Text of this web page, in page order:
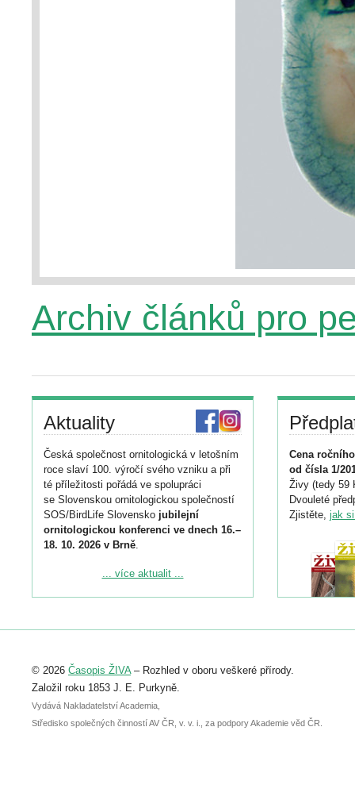
Archiv článků pro
Aktuality
Česká společnost ornitologická v letošním
roce slaví 100. výročí svého vzniku a při
té příležitosti pořádá ve spolupráci
se Slovenskou ornitologickou společností
SOS/BirdLife Slovensko jubilejní
ornitologickou konferenci ve dnech 16.–
18. 10. 2026 v Brně.
Podrobnější informace ke konferenci
Registrovat se můžete do 6. září.
abstraktu přihlášené přednášky nebo
posteru je už 30. června.
... více aktualit ...
Cena
od čísla 1/
Živy (tedy 59
Dvouleté
Zjistěte, jak
© 2026 Časopis ŽIVA– Rozhled v oboru veškeré přírody.
Založil roku 1853 J. E. Purkyně.
Vydává Nakladatelství Academia,
Středisko společných činností AV ČR, v. v. i., za podpory Akademie věd ČR.